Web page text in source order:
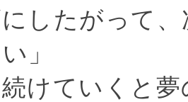
したがって
」
続けていくと